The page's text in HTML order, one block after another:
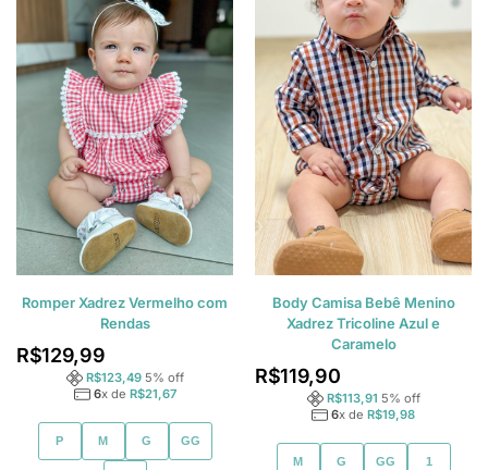
Romper Xadrez Vermelho com
Rendas
R$129,99
R$123,49 5% off
6x de R$21,67
P M G GG
Body Camisa Bebê Menino
Xadrez Tricoline Azul e
Caramelo
R$119,90
R$113,91 5% off
6x de R$19,98
M G GG 1